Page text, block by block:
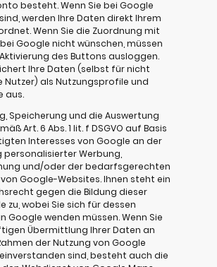
besteht. Wenn Sie bei Google
werden Ihre Daten direkt Ihrem
Wenn Sie die Zuordnung mit
Google nicht wünschen, müssen
des Buttons ausloggen.
Ihre Daten (selbst für nicht
als Nutzungsprofile und
aus.
Speicherung und die Auswertung
Art. 6 Abs. 1 lit. f DSGVO auf Basis
Interesses von Google an der
personalisierter Werbung,
und/oder der bedarfsgerechten
Google-Websites. Ihnen steht ein
gegen die Bildung dieser
zu, wobei Sie sich für dessen
Google wenden müssen. Wenn Sie
Übermittlung Ihrer Daten an
der Nutzung von Google
sind, besteht auch die